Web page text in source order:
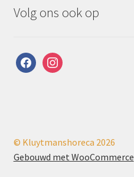
Volg ons ook op
facebookinstagram
© Kluytmanshoreca 2026
Gebouwd met WooCommerce